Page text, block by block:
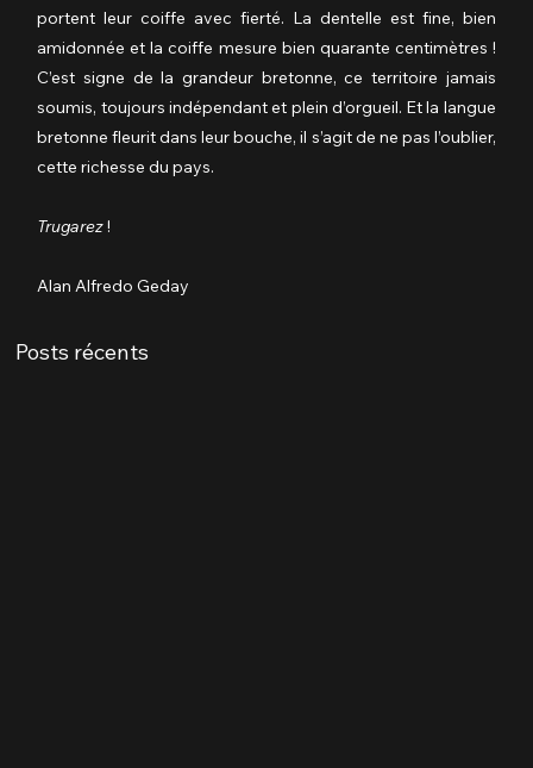
portent leur coiffe avec fierté. La dentelle est fine, bien
amidonnée et la coiffe mesure bien quarante centimètres !
C’est signe de la grandeur bretonne, ce territoire jamais
soumis, toujours indépendant et plein d’orgueil. Et la langue
bretonne fleurit dans leur bouche, il s’agit de ne pas l’oublier,
cette richesse du pays.
Trugarez !
Alan Alfredo Geday
Posts récents